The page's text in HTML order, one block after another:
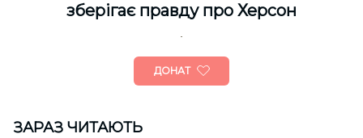
зберігає правду про Херсон
ДОНАТ
ЗАРАЗ ЧИТАЮТЬ